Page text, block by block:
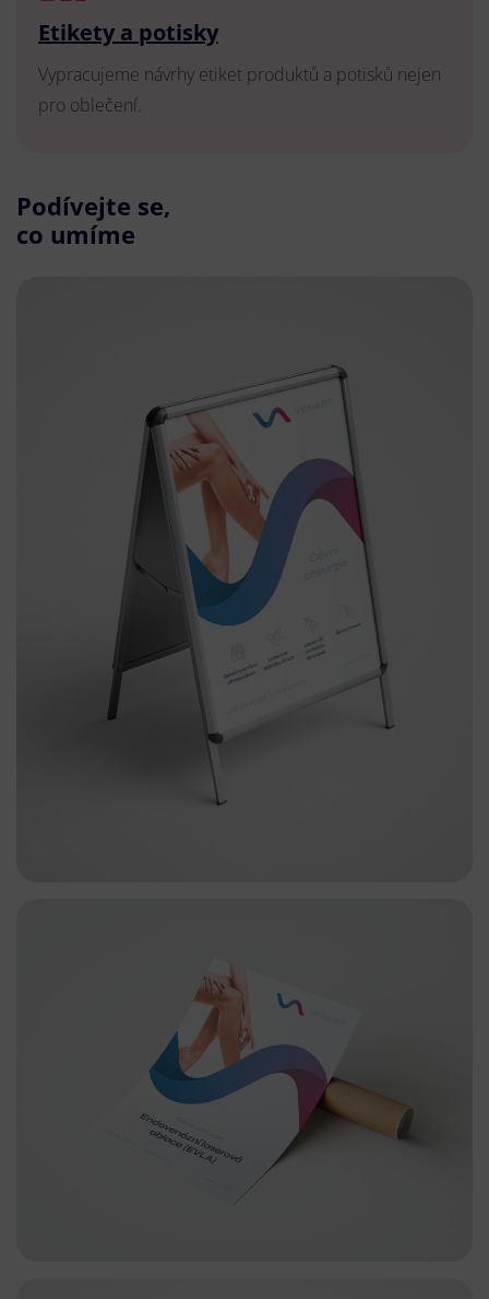
Etikety a potisky
Vypracujeme návrhy etiket produktů a potisků nejen
pro oblečení.
Podívejte se,
co umíme